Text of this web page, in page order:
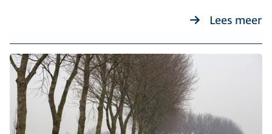
Lees meer